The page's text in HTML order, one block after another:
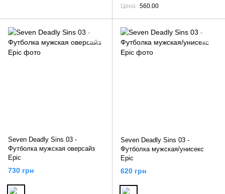
Цена 560.00
Seven Deadly Sins 03 -
Футболка мужская оверсайз
Epic
730 грн
Seven Deadly Sins 03 -
Футболка мужская/унисекс
Epic
620 грн